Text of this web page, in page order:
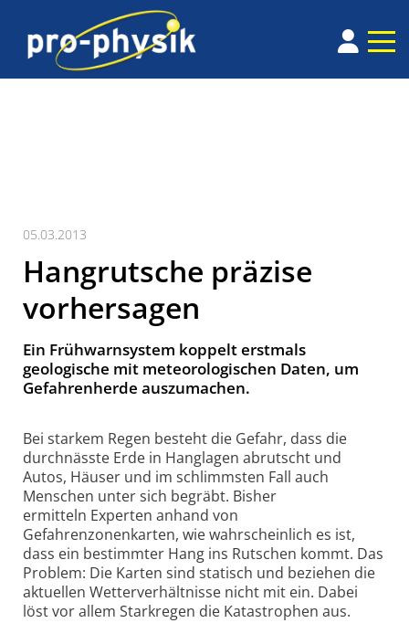
05.03.2013
Hangrutsche präzise
vorhersagen
Ein Frühwarnsystem koppelt erstmals
geologische mit meteorologischen Daten, um
Gefahrenherde auszumachen.
Bei starkem Regen besteht die Gefahr, dass die
durchnässte Erde in Hanglagen abrutscht und
Autos, Häuser und im schlimmsten Fall auch
Menschen unter sich begräbt. Bisher
ermitteln Experten anhand von
Gefahrenzonenkarten, wie wahrscheinlich es ist,
dass ein bestimmter Hang ins Rutschen kommt. Das
Problem: Die Karten sind statisch und beziehen die
aktuellen Wetterverhältnisse nicht mit ein. Dabei
löst vor allem Starkregen die Katastrophen aus.